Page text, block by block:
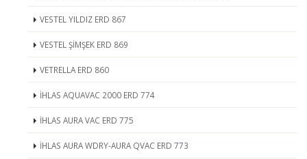
VESTEL YILDIZ ERD 867
VESTEL ŞİMŞEK ERD 869
VETRELLA ERD 860
İHLAS AQUAVAC 2000 ERD 774
İHLAS AURA VAC ERD 775
İHLAS AURA WDRY-AURA QVAC ERD 773